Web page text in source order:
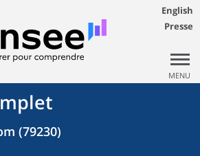
English
Presse
MENU
(79230)